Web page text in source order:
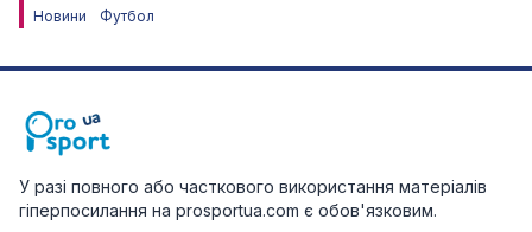
Новини
Футбол
У разі повного або часткового використання матеріалів
гіперпосилання на prosportua.com є обов'язковим.